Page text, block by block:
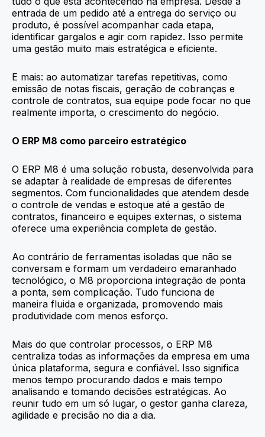
entrada de um pedido até a entrega do serviço ou
produto, é possível acompanhar cada etapa,
identificar gargalos e agir com rapidez. Isso permite
uma gestão muito mais estratégica e eficiente.
E mais: ao automatizar tarefas repetitivas, como
emissão de notas fiscais, geração de cobranças e
controle de contratos, sua equipe pode focar no que
realmente importa, o crescimento do negócio.
O ERP M8 como parceiro estratégico
O ERP M8 é uma solução robusta, desenvolvida para
se adaptar à realidade de empresas de diferentes
segmentos. Com funcionalidades que atendem desde
o controle de vendas e estoque até a gestão de
contratos, financeiro e equipes externas, o sistema
oferece uma experiência completa de gestão.
Ao contrário de ferramentas isoladas que não se
conversam e formam um verdadeiro emaranhado
tecnológico, o M8 proporciona integração de ponta
a ponta, sem complicação. Tudo funciona de
maneira fluida e organizada, promovendo mais
produtividade com menos esforço.
Mais do que controlar processos, o ERP M8
centraliza todas as informações da empresa em uma
única plataforma, segura e confiável. Isso significa
menos tempo procurando dados e mais tempo
analisando e tomando decisões estratégicas. Ao
reunir tudo em um só lugar, o gestor ganha clareza,
agilidade e precisão no dia a dia.